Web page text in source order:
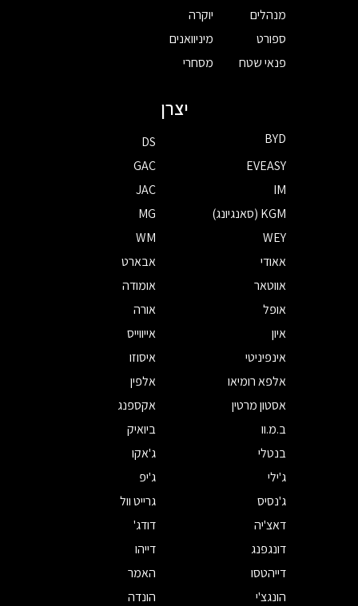
מנהלים
ספורט
פנאי שטח
יוקרה
מיניוואנים
מסחרי
יצרן
BYD
DS
EVEASY
GAC
IM
JAC
KGM (סאנגיונג)
MG
WEY
WM
אאודי
אבארט
אווטאר
אומודה
אופל
אורה
איון
אייווייס
אינפיניטי
איסוזו
אלפא רומיאו
אלפין
אסטון מרטין
אקספנג
ב.מ.וו
ביואיק
בנטלי
ג'אקו
ג'ילי
ג'יפ
ג'נסיס
גרייט וול
דאצ'יה
דודג'
דונגפנג
דייהו
דייהטסו
האמר
הונגצ'י
הונדה